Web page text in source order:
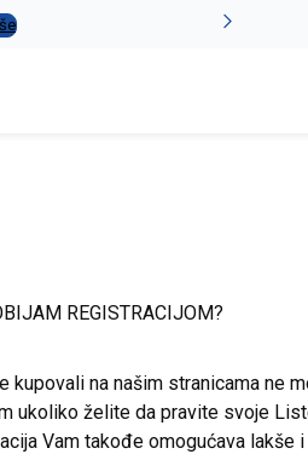
REGISTRACIJOM?
kupovali na našim stranicama ne
ukoliko želite da pravite svoje
Vam takođe omogućava lakše